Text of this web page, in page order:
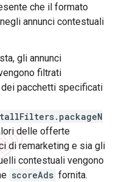
che il formato
annunci contestuali
gli annunci
filtrati
pacchetti specificati
delle offerte
di remarketing e sia gli
contestuali vengono
scoreAds fornita.